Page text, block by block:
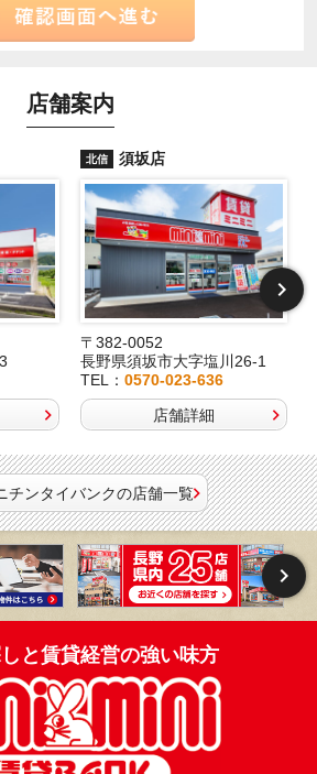
店舗案内
北信 須坂店
〒382-0052
長野県須坂市大字塩川26-1
TEL：0570-023-636
店舗詳細
チンタイバンクの店舗一覧
と賃貸経営の強い味方